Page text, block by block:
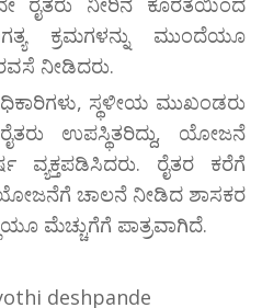
ಕ್ರಮಗಳನ್ನು ಮುಂದೆಯೂ
ನೀಡಿದರು.
ಸ್ಥಳೀಯ ಮುಖಂಡರು
ಉಪಸ್ಥಿತರಿದ್ದು, ಯೋಜನೆ
ವ್ಯಕ್ತಪಡಿಸಿದರು. ರೈತರ ಕರೆಗೆ
ಯೋಜನೆಗೆ ಚಾಲನೆ ನೀಡಿದ ಶಾಸಕರ
ಮೆಚ್ಚುಗೆಗೆ ಪಾತ್ರವಾಗಿದೆ.
deshpande